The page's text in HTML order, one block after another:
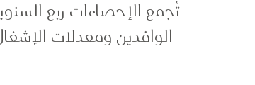
تُجمع الإحصاءات ربع
الوافدين ومعدلات